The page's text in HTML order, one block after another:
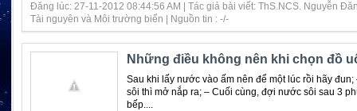
Đăng lúc: 27-11-2012 08:44:56 AM | Tác giả bài viết: ThS.NCS. Nguyễn
Tài nguyên và Môi trường biển | Nguồn tin : -/-
Những điều không nên khi chọn đồ
Sau khi lấy nước vào ấm nên để một lúc rồi hãy
sôi thì mở nắp ra; – Cuối cùng, đợi nước sôi sau 3
bếp....